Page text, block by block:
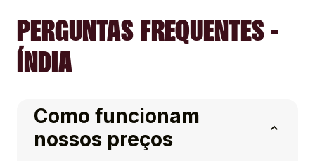
PERGUNTAS FREQUENTES -
ÍNDIA
Como funcionam
nossos preços